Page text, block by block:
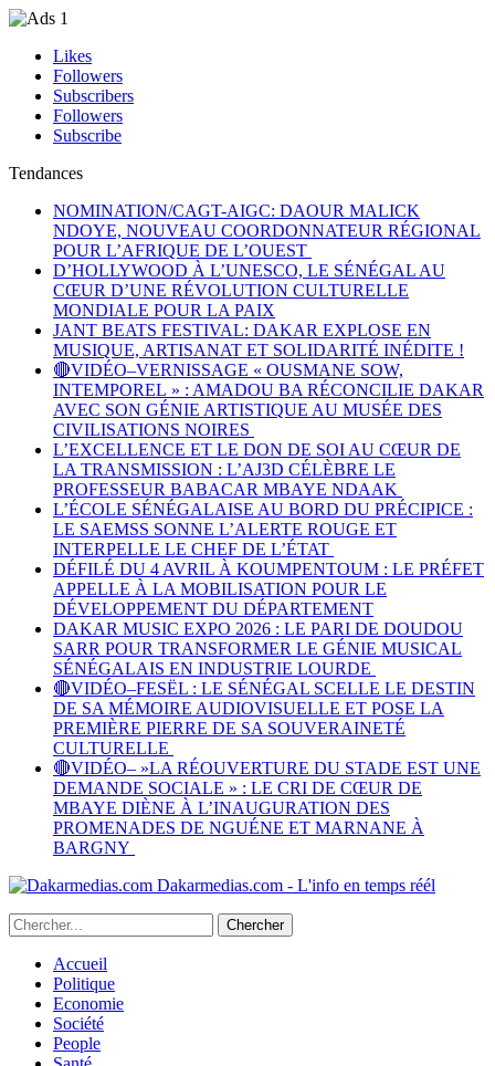
Likes
Followers
Subscribers
Followers
Subscribe
Tendances
NOMINATION/CAGT-AIGC: DAOUR MALICK
NDOYE, NOUVEAU COORDONNATEUR RÉGIONAL
POUR L’AFRIQUE DE L’OUEST
D’HOLLYWOOD À L’UNESCO, LE SÉNÉGAL AU
CŒUR D’UNE RÉVOLUTION CULTURELLE
MONDIALE POUR LA PAIX
JANT BEATS FESTIVAL: DAKAR EXPLOSE EN
MUSIQUE, ARTISANAT ET SOLIDARITÉ INÉDITE !
🔴VIDÉO–VERNISSAGE « OUSMANE SOW,
INTEMPOREL » : AMADOU BA RÉCONCILIE DAKAR
AVEC SON GÉNIE ARTISTIQUE AU MUSÉE DES
CIVILISATIONS NOIRES
L’EXCELLENCE ET LE DON DE SOI AU CŒUR DE
LA TRANSMISSION : L’AJ3D CÉLÈBRE LE
PROFESSEUR BABACAR MBAYE NDAAK
L’ÉCOLE SÉNÉGALAISE AU BORD DU PRÉCIPICE :
LE SAEMSS SONNE L’ALERTE ROUGE ET
INTERPELLE LE CHEF DE L’ÉTAT
DÉFILÉ DU 4 AVRIL À KOUMPENTOUM : LE PRÉFET
APPELLE À LA MOBILISATION POUR LE
DÉVELOPPEMENT DU DÉPARTEMENT
DAKAR MUSIC EXPO 2026 : LE PARI DE DOUDOU
SARR POUR TRANSFORMER LE GÉNIE MUSICAL
SÉNÉGALAIS EN INDUSTRIE LOURDE
🔴VIDÉO–FESËL : LE SÉNÉGAL SCELLE LE DESTIN
DE SA MÉMOIRE AUDIOVISUELLE ET POSE LA
PREMIÈRE PIERRE DE SA SOUVERAINETÉ
CULTURELLE
🔴VIDÉO– »LA RÉOUVERTURE DU STADE EST UNE
DEMANDE SOCIALE » : LE CRI DE CŒUR DE
MBAYE DIÈNE À L’INAUGURATION DES
PROMENADES DE NGUÉNE ET MARNANE À
BARGNY
Dakarmedias.com - L'info en temps réél
Accueil
Politique
Economie
Société
People